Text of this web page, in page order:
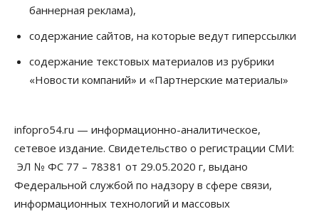
баннерная реклама),
содержание сайтов, на которые ведут гиперссылки
содержание текстовых материалов из рубрики
«Новости компаний» и «Партнерские материалы»
infopro54.ru — информационно-аналитическое,
сетевое издание. Свидетельство о регистрации СМИ:
ЭЛ № ФС 77 – 78381 от 29.05.2020 г, выдано
Федеральной службой по надзору в сфере связи,
информационных технологий и массовых